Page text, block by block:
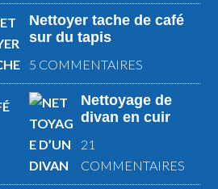
Nettoyer tache de café
sur du tapis
5 COMMENTAIRES
Nettoyage de
divan en cuir
21
COMMENTAIRES